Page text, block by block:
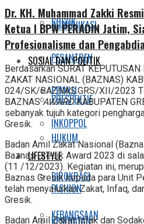
KOMUNIKASI
PESANTREN
PEMILU
INKOPPOL
LIFESTYLE
FASHION
KESEHATAN
SOSOK
SOSIAL DAN POLITIK
PRESPEKTIF
HUKUM
BIROKRASI
KEBANGSAAN
Dr. KH. Muhammad Zakki
Ketua I BPW PERADIN Jatim,
Profesionalisme dan
Berdasarkan SURAT
ZAKAT NASIONAL (BAZNAS)
024/SK/BAZNAS.GRS/XII/2023
BAZNASAWARDKABUPATEN
sebanyak tujuh kategori
Gresik.
Badan Amil Zakat Nasional
Baznas Gresik Award 2023 di
(11 /12/2023). Kegiatan ini,
Baznas Gresik kepada para Unit
telah menyalurkan Zakat, Infaq,
Gresik.
Badan Amil Zakat Infak dan